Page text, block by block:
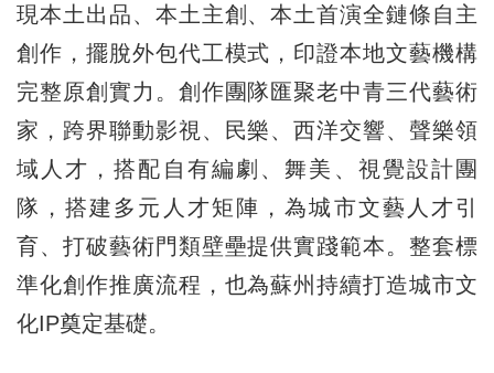
現本土出品、本土主創、本土首演全鏈條自主
創作，擺脫外包代工模式，印證本地文藝機構
完整原創實力。創作團隊匯聚老中青三代藝術
家，跨界聯動影視、民樂、西洋交響、聲樂領
域人才，搭配自有編劇、舞美、視覺設計團
隊，搭建多元人才矩陣，為城市文藝人才引
育、打破藝術門類壁壘提供實踐範本。整套標
準化創作推廣流程，也為蘇州持續打造城市文
化IP奠定基礎。